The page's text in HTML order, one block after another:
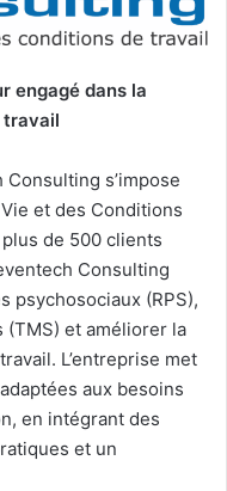
engagé dans la
travail
s’impose
et des Conditions
plus de 500 clients
Consulting
psychosociaux (RPS),
et améliorer la
L’entreprise met
aux besoins
en intégrant des
et un